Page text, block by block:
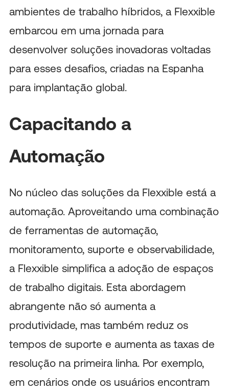
ambientes de trabalho híbridos, a Flexxible
embarcou em uma jornada para
desenvolver soluções inovadoras voltadas
para esses desafios, criadas na Espanha
para implantação global.
Capacitando a
Automação
No núcleo das soluções da Flexxible está a
automação. Aproveitando uma combinação
de ferramentas de automação,
monitoramento, suporte e observabilidade,
a Flexxible simplifica a adoção de espaços
de trabalho digitais. Esta abordagem
abrangente não só aumenta a
produtividade, mas também reduz os
tempos de suporte e aumenta as taxas de
resolução na primeira linha. Por exemplo,
em cenários onde os usuários encontram